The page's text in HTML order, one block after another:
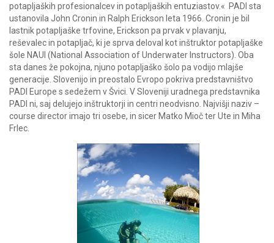
potapljaških profesionalcev in potapljaških entuziastov.« PADI sta
ustanovila John Cronin in Ralph Erickson leta 1966. Cronin je bil
lastnik potapljaške trfovine, Erickson pa prvak v plavanju,
reševalec in potapljač, ki je sprva deloval kot inštruktor potapljaške
šole NAUI (National Association of Underwater Instructors). Oba
sta danes že pokojna, njuno potapljaško šolo pa vodijo mlajše
generacije. Slovenijo in preostalo Evropo pokriva predstavništvo
PADI Europe s sedežem v Švici. V Sloveniji uradnega predstavnika
PADI ni, saj delujejo inštruktorji in centri neodvisno. Najvišji naziv –
course director imajo tri osebe, in sicer Matko Mioč ter Ute in Miha
Frlec.